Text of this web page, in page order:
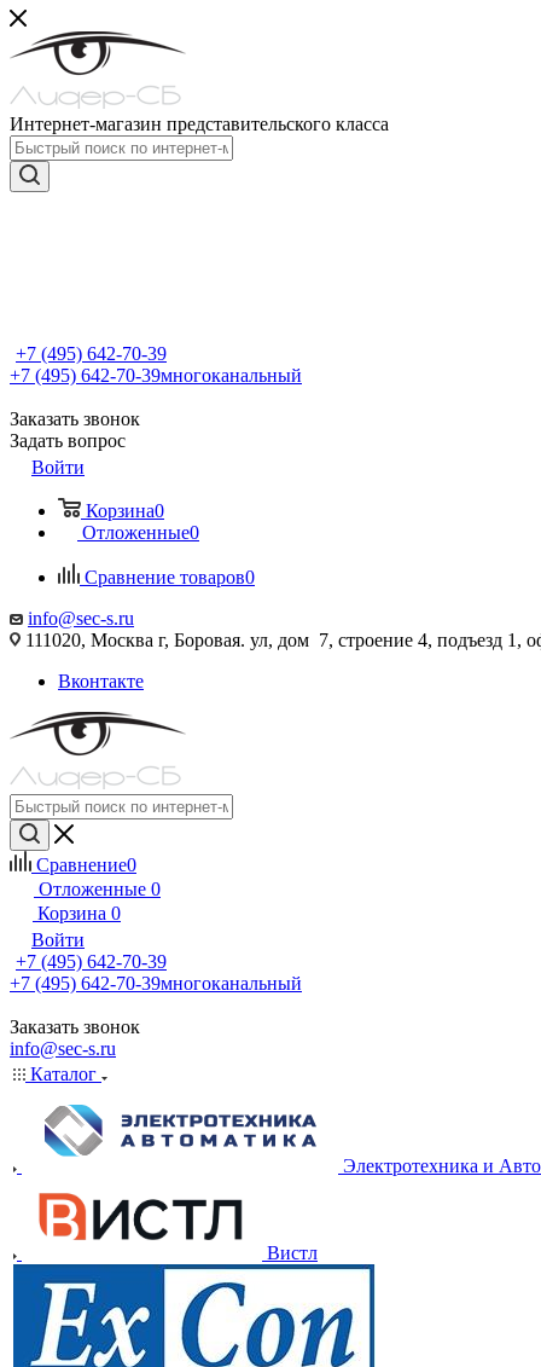
Интернет-магазин представительского класса
+7 (495) 642-70-39
+7 (495) 642-70-39многоканальный
Заказать звонок
Задать вопрос
Войти
Корзина0
Отложенные0
Сравнение товаров0
info@sec-s.ru
111020, Москва г, Боровая. ул, дом 7, строение 4, подъезд 1,
Вконтакте
Сравнение0
Отложенные 0
Корзина 0
Войти
+7 (495) 642-70-39
+7 (495) 642-70-39многоканальный
Заказать звонок
info@sec-s.ru
Каталог
Электротехника и
Вистл